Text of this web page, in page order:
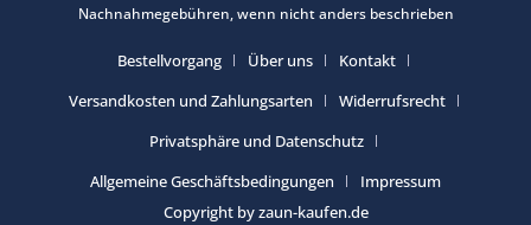
Nachnahmegebühren, wenn nicht anders beschrieben
Bestellvorgang Über uns
Kontakt
Versandkosten und Zahlungsarten
Widerrufsrecht
Privatsphäre und Datenschutz
Allgemeine Geschäftsbedingungen
Impressum
Copyright by zaun-kaufen.de